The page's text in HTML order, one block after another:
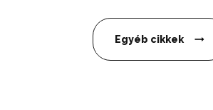
Egyéb cikkek